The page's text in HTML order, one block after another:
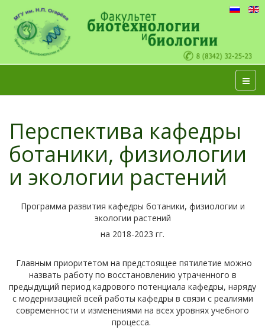
Перспектива кафедры
ботаники, физиологии
и экологии растений
Программа развития кафедры ботаники, физиологии и
экологии растений
на 2018-2023 гг.
Главным приоритетом на предстоящее пятилетие можно
назвать работу по восстановлению утраченного в
предыдущий период кадрового потенциала кафедры, наряду
с модернизацией всей работы кафедры в связи с реалиями
современности и изменениями на всех уровнях учебного
процесса.